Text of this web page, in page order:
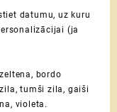
datumu, uz kuru
(ja
bordo
tumši zila, gaiši
violeta.